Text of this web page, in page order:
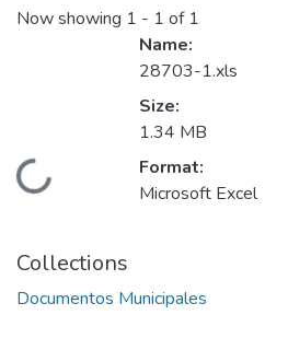
Now showing 1 - 1 of 1
Loading...
Name:
28703-1.xls
Size:
1.34 MB
Format:
Microsoft Excel
Collections
Documentos Municipales